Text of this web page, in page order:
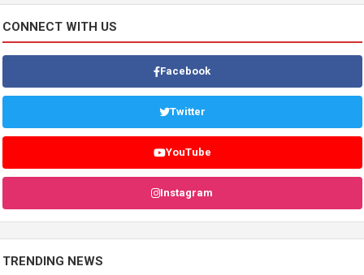
CONNECT WITH US
Facebook
Twitter
YouTube
Instagram
TRENDING NEWS